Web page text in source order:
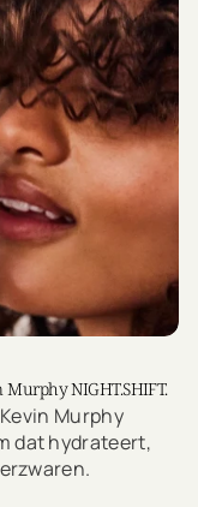
NIGHT.SHIFT.
Murphy
dat hydrateert,